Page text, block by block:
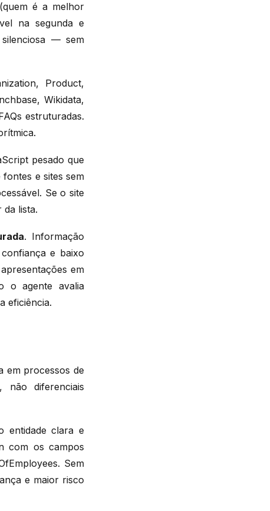
(quem é a melhor
na segunda e
silenciosa — sem
Product,
Wikidata,
estruturadas.
pesado que
e sites sem
Se o site
lista.
. Informação
e baixo
em
o agente avalia
eficiência.
em processos de
diferenciais
entidade clara e
com os campos
Sem
e maior risco